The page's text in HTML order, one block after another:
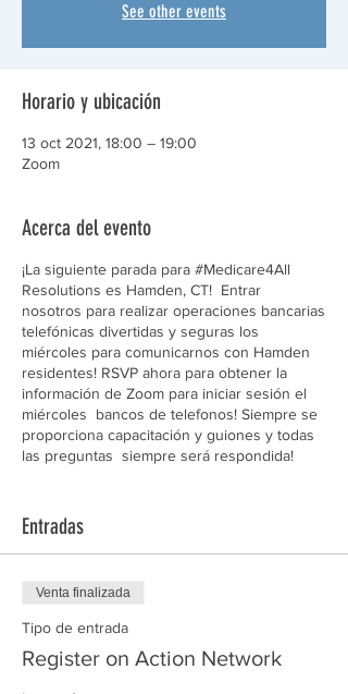
See other events
Horario y ubicación
13 oct 2021, 18:00 – 19:00
Zoom
Acerca del evento
¡La siguiente parada para #Medicare4All
Resolutions es Hamden, CT! Entrar
nosotros para realizar operaciones bancarias
telefónicas divertidas y seguras los
miércoles para comunicarnos con Hamden
residentes! RSVP ahora para obtener la
información de Zoom para iniciar sesión el
miércoles bancos de telefonos! Siempre se
proporciona capacitación y guiones y todas
las preguntas siempre será respondida!
esfuerzo de Resolución de toda la ciudad,
ahora nos estamos aventurando en los
universal y cómo pueden crecer su propio
poder para exigir Medicare para Todos de
Entradas
Venta finalizada
Tipo de entrada
Register on Action Network